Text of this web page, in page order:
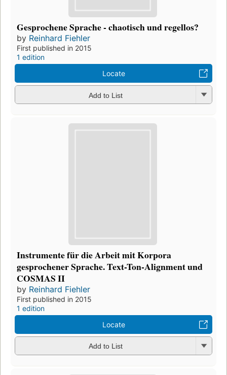
Gesprochene Sprache - chaotisch und regellos?
by Reinhard Fiehler
First published in 2015
1 edition
Locate
Add to List
Instrumente für die Arbeit mit Korpora
gesprochener Sprache. Text-Ton-Alignment und
COSMAS II
by Reinhard Fiehler
First published in 2015
1 edition
Locate
Add to List